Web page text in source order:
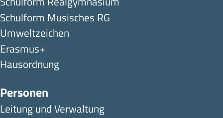
Schulform Musisches RG
Umweltzeichen
Erasmus+
Hausordnung
Personen
Leitung und Verwaltung